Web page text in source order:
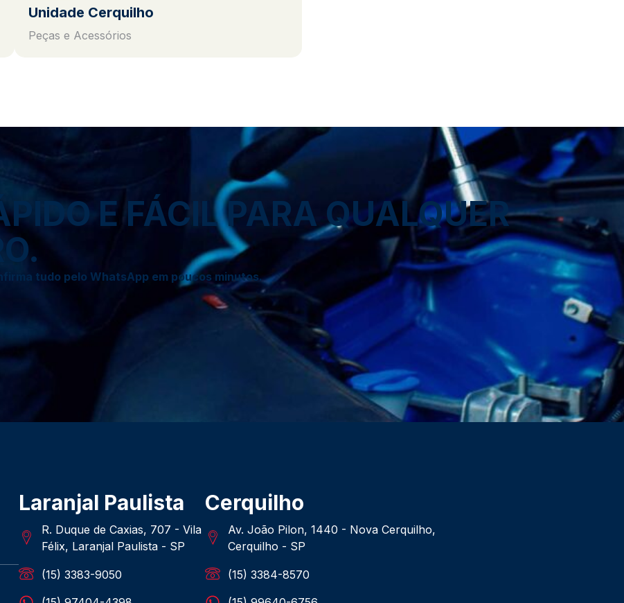
Unidade Cerquilho
Peças e Acessórios
E FÁCIL PARA QUALQUER
tudo pelo WhatsApp em poucos minutos.
Laranjal Paulista
R. Duque de Caxias, 707 - Vila
Félix, Laranjal Paulista - SP
(15) 3383-9050
Cerquilho
Av. João Pilon, 1440 - Nova Cerquilho,
Cerquilho - SP
(15) 3384-8570